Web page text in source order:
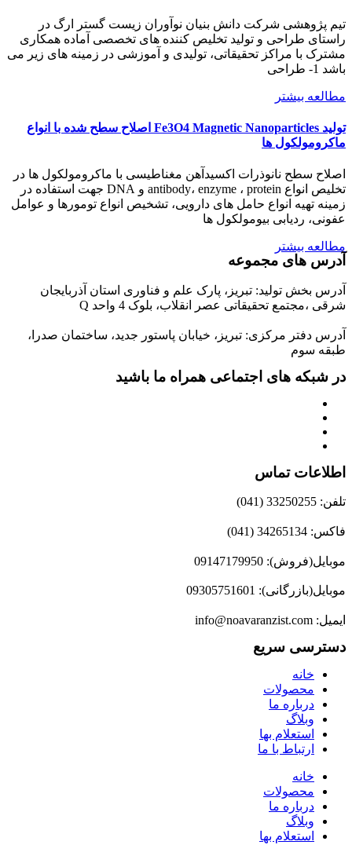
تیم پژوهشی شرکت دانش بنیان نوآوران زیست گستر ارگ در
راستای طراحی و تولید تخلیص کننده های تخصصی آماده همکاری
مشترک با مراکز تحقیقاتی، تولیدی و آموزشی در زمینه های زیر می
باشد 1- طراحی
مطالعه بیشتر
تولید Fe3O4 Magnetic Nanoparticles اصلاح سطح شده با انواع
ماکرومولکول ها
اصلاح سطح نانوذرات اکسیدآهن مغناطیسی با ماکرومولکول ها در
تخلیص انواع antibody، enzyme ، protein و DNA جهت استفاده در
زمینه تهیه انواع حامل های دارویی، تشخیص انواع تومورها و عوامل
عفونی، ردیابی بیومولکول ها
مطالعه بیشتر
آدرس های مجموعه
آدرس بخش تولید: تبریز، پارک علم و فناوری استان آذربایجان
شرقی ،مجتمع تحقیقاتی عصر انقلاب، بلوک 4 واحد Q
آدرس دفتر مرکزی: تبریز، خیابان پاستور جدید، ساختمان صدرا،
طبقه سوم
در شبکه های اجتماعی همراه ما باشید
اطلاعات تماس
تلفن: 33250255 (041)
فاکس: 34265134 (041)
موبایل(فروش): 09147179950
موبایل(بازرگانی): 09305751601
ایمیل: info@noavaranzist.com
دسترسی سریع
خانه
محصولات
درباره ما
وبلاگ
استعلام بها
ارتباط با ما
خانه
محصولات
درباره ما
وبلاگ
استعلام بها